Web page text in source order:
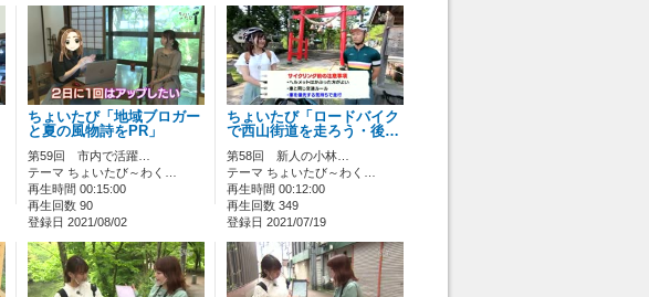
ちょいたび「地域ブロガー
と夏の風物詩をPR」
第59回 市内で活躍…
テーマ ちょいたび～わく…
再生時間 00:15:00
再生回数 90
登録日 2021/08/02
ちょいたび「ロードバイク
で西山街道を走ろう・後…
第58回 新人の小林…
テーマ ちょいたび～わく…
再生時間 00:12:00
再生回数 349
登録日 2021/07/19